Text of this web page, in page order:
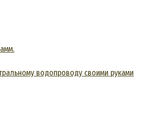
водопроводу своими руками